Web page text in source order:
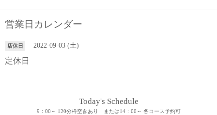
営業日カレンダー
店休日 2022-09-03 (土)
定休日
Today's Schedule
9：00～ 120分枠空きあり または14：00～ 各コース予約可